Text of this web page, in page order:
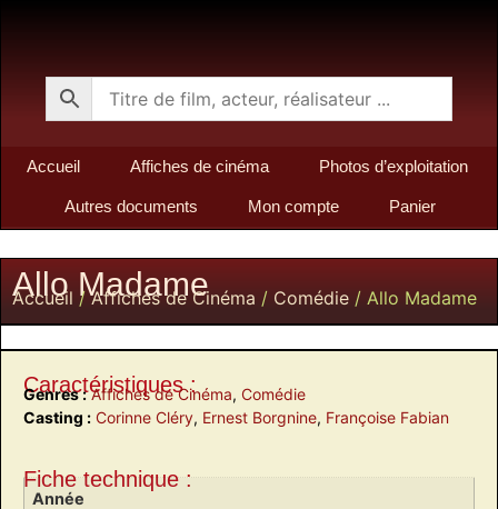
Accueil Affiches de cinéma Photos d’exploitation
Autres documents Mon compte Panier
Allo Madame
Accueil /Affiches de Cinéma / Comédie / Allo Madame
Caractéristiques :
Genres : Affiches de Cinéma, Comédie
Casting : Corinne Cléry, Ernest Borgnine, Françoise Fabian
Fiche technique :
Année